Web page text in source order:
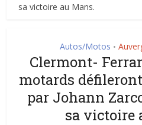
sa victoire au Mans.
Autos/Motos •
Clermont-
motards
par Johann
sa victoire